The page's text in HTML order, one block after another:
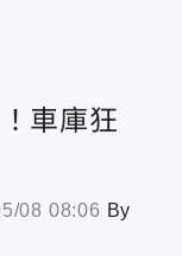
車庫狂
08 08:06 By